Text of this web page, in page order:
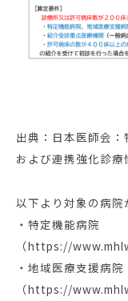
出典：日本医師会
および連携強化診
以下より対象の病院
・特定機能病院
（https://
・地域医療支援病院
（https://